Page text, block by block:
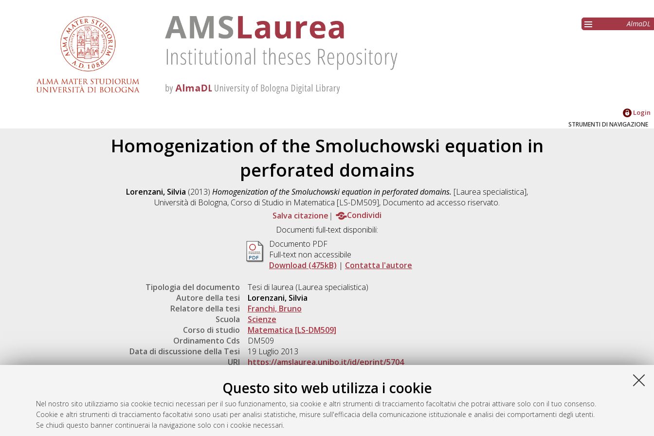
Questo sito web utilizza i cookie
Nel nostro sito utilizziamo sia cookie tecnici necessari per il suo funzionamento, sia cookie e altri strumenti di tracciamento facoltativi che potrai attivare solo con il tuo consenso.
Cookie e altri strumenti di tracciamento facoltativi sono usati per analisi statistiche, misure sull'efficacia della comunicazione istituzionale e analisi dei comportamenti degli utenti.
Se chiudi questo banner continuerai la navigazione solo con i cookie necessari.
AlmaDL
Login
STRUMENTI DI NAVIGAZIONE
Homogenization of the Smoluchowski equation in
perforated domains
Lorenzani, Silvia (2013) Homogenization of the Smoluchowski equation in perforated domains. [Laurea specialistica],
Università di Bologna, Corso di Studio in Matematica [LS-DM509], Documento ad accesso riservato.
Salva citazione
Condividi
Documenti full-text disponibili:
Documento PDF
Full-text non accessibile
Download (475kB) | Contatta l'autore
Tipologia del documento
Tesi di laurea (Laurea specialistica)
Autore della tesi
Lorenzani, Silvia
Relatore della tesi
Franchi, Bruno
Scuola
Scienze
Corso di studio
Matematica [LS-DM509]
Ordinamento Cds
DM509
Data di discussione della Tesi
19 Luglio 2013
URI
https://amslaurea.unibo.it/id/eprint/5704
Gestione del documento:
Atom
AMS Laurea
Servizio implementato e gestito da